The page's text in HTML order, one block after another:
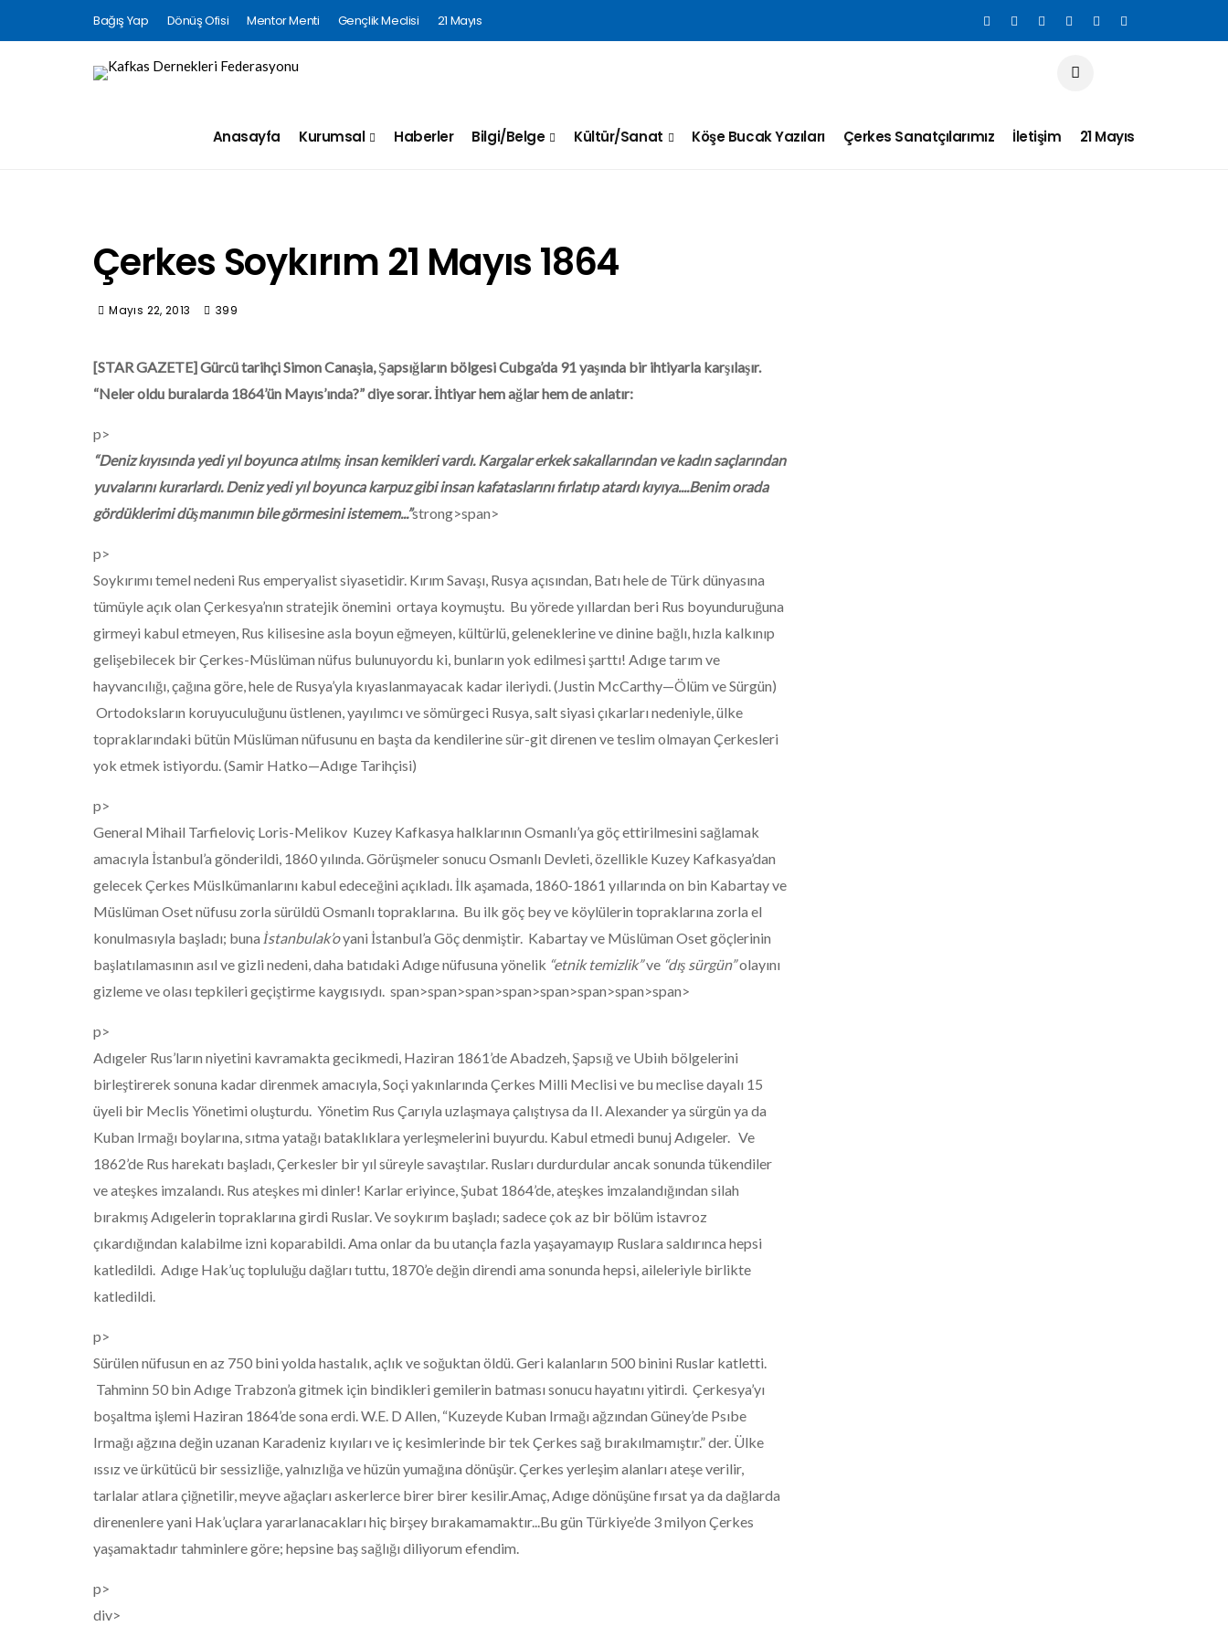
Bağış Yap Dönüş Ofisi Mentor Menti Gençlik Meclisi 21 Mayıs
Anasayfa Kurumsal Haberler Bilgi/Belge Kültür/Sanat Köşe Bucak Yazıları Çerkes Sanatçılarımız İletişim 21 Mayıs
Çerkes Soykırım 21 Mayıs 1864
Mayıs 22, 2013 399
[STAR GAZETE] Gürcü tarihçi Simon Canaşia, Şapsığların bölgesi Cubga’da 91 yaşında bir ihtiyarla karşılaşır.
“Neler oldu buralarda 1864’ün Mayıs’ında?” diye sorar. İhtiyar hem ağlar hem de anlatır:
p>
“Deniz kıyısında yedi yıl boyunca atılmış insan kemikleri vardı. Kargalar erkek sakallarından ve kadın saçlarından
yuvalarını kurarlardı. Deniz yedi yıl boyunca karpuz gibi insan kafataslarını fırlatıp atardı kıyıya....Benim orada
gördüklerimi düşmanımın bile görmesini istemem...”strong>span>
p>
Soykırımı temel nedeni Rus emperyalist siyasetidir. Kırım Savaşı, Rusya açısından, Batı hele de Türk dünyasına
tümüyle açık olan Çerkesya’nın stratejik önemini ortaya koymuştu. Bu yörede yıllardan beri Rus boyunduruğuna
girmeyi kabul etmeyen, Rus kilisesine asla boyun eğmeyen, kültürlü, geleneklerine ve dinine bağlı, hızla kalkınıp
gelişebilecek bir Çerkes-Müslüman nüfus bulunuyordu ki, bunların yok edilmesi şarttı! Adıge tarım ve
hayvancılığı, çağına göre, hele de Rusya’yla kıyaslanmayacak kadar ileriydi. (Justin McCarthy—Ölüm ve Sürgün)
Ortodoksların koruyuculuğunu üstlenen, yayılımcı ve sömürgeci Rusya, salt siyasi çıkarları nedeniyle, ülke
topraklarındaki bütün Müslüman nüfusunu en başta da kendilerine sür-git direnen ve teslim olmayan Çerkesleri
yok etmek istiyordu. (Samir Hatko—Adıge Tarihçisi)
p>
General Mihail Tarfieloviç Loris-Melikov Kuzey Kafkasya halklarının Osmanlı’ya göç ettirilmesini sağlamak
amacıyla İstanbul’a gönderildi, 1860 yılında. Görüşmeler sonucu Osmanlı Devleti, özellikle Kuzey Kafkasya’dan
gelecek Çerkes Müslkümanlarını kabul edeceğini açıkladı. İlk aşamada, 1860-1861 yıllarında on bin Kabartay ve
Müslüman Oset nüfusu zorla sürüldü Osmanlı topraklarına. Bu ilk göç bey ve köylülerin topraklarına zorla el
konulmasıyla başladı; buna İstanbulak’oyani İstanbul’a Göç denmiştir. Kabartay ve Müslüman Oset göçlerinin
başlatılamasının asıl ve gizli nedeni, daha batıdaki Adıge nüfusuna yönelik “etnik temizlik”ve “dış sürgün”olayını
gizleme ve olası tepkileri geçiştirme kaygısıydı. span>span>span>span>span>span>span>span>
p>
Adıgeler Rus’ların niyetini kavramakta gecikmedi, Haziran 1861’de Abadzeh, Şapsığ ve Ubiıh bölgelerini
birleştirerek sonuna kadar direnmek amacıyla, Soçi yakınlarında Çerkes Milli Meclisi ve bu meclise dayalı 15
üyeli bir Meclis Yönetimi oluşturdu. Yönetim Rus Çarıyla uzlaşmaya çalıştıysa da II. Alexander ya sürgün ya da
Kuban Irmağı boylarına, sıtma yatağı bataklıklara yerleşmelerini buyurdu. Kabul etmedi bunuj Adıgeler. Ve
1862’de Rus harekatı başladı, Çerkesler bir yıl süreyle savaştılar. Rusları durdurdular ancak sonunda tükendiler
ve ateşkes imzalandı. Rus ateşkes mi dinler! Karlar eriyince, Şubat 1864’de, ateşkes imzalandığından silah
bırakmış Adıgelerin topraklarına girdi Ruslar. Ve soykırım başladı; sadece çok az bir bölüm istavroz
çıkardığından kalabilme izni koparabildi. Ama onlar da bu utançla fazla yaşayamayıp Ruslara saldırınca hepsi
katledildi. Adıge Hak’uç topluluğu dağları tuttu, 1870’e değin direndi ama sonunda hepsi, aileleriyle birlikte
katledildi.
p>
Sürülen nüfusun en az 750 bini yolda hastalık, açlık ve soğuktan öldü. Geri kalanların 500 binini Ruslar katletti.
Tahminn 50 bin Adıge Trabzon’a gitmek için bindikleri gemilerin batması sonucu hayatını yitirdi. Çerkesya’yı
boşaltma işlemi Haziran 1864’de sona erdi. W.E. D Allen, “Kuzeyde Kuban Irmağı ağzından Güney’de Psıbe
Irmağı ağzına değin uzanan Karadeniz kıyıları ve iç kesimlerinde bir tek Çerkes sağ bırakılmamıştır.” der. Ülke
ıssız ve ürkütücü bir sessizliğe, yalnızlığa ve hüzün yumağına dönüşür. Çerkes yerleşim alanları ateşe verilir,
tarlalar atlara çiğnetilir, meyve ağaçları askerlerce birer birer kesilir.Amaç, Adıge dönüşüne fırsat ya da dağlarda
direnenlere yani Hak’uçlara yararlanacakları hiç birşey bırakamamaktır...Bu gün Türkiye’de 3 milyon Çerkes
yaşamaktadır tahminlere göre; hepsine baş sağlığı diliyorum efendim.
p>
div>